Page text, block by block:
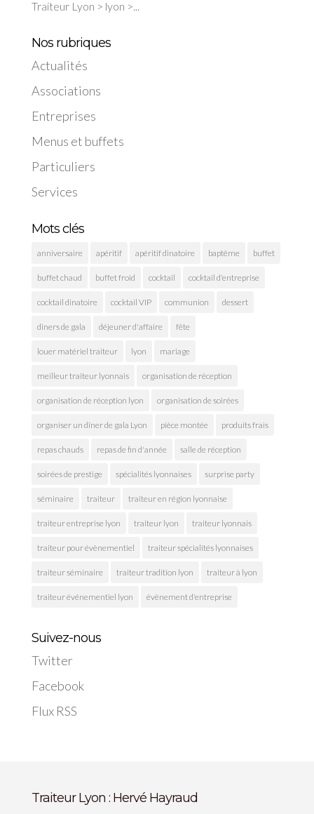
Traiteur Lyon > lyon >...
Nos rubriques
Actualités
Associations
Entreprises
Menus et buffets
Particuliers
Services
Mots clés
anniversaire apéritif apéritif dinatoire baptême buffet
buffet chaud buffet froid cocktail cocktail d'entreprise
cocktail dinatoire cocktail VIP communion dessert
diners de gala déjeuner d'affaire fête
louer matériel traiteur lyon mariage
meilleur traiteur lyonnais organisation de réception
organisation de réception lyon organisation de soirées
organiser un dîner de gala Lyon pièce montée produits frais
repas chauds repas de fin d'année salle de réception
soirées de prestige spécialités lyonnaises surprise party
séminaire traiteur traiteur en région lyonnaise
traiteur entreprise lyon traiteur lyon traiteur lyonnais
traiteur pour évènementiel traiteur spécialités lyonnaises
traiteur séminaire traiteur tradition lyon traiteur à lyon
traiteur événementiel lyon évènement d'entreprise
Suivez-nous
Twitter
Facebook
Flux RSS
Traiteur Lyon : Hervé Hayraud